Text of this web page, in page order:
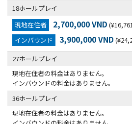
18ホールプレイ
現地在住者
2,700,000 VND
インバウンド
3,900,000 VND
27ホールプレイ
現地在住者の料金はありません。
インバウンドの料金はありません。
36ホールプレイ
現地在住者の料金はありません。